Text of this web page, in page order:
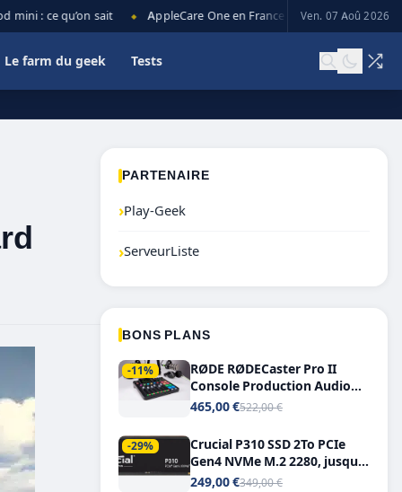
: ce qu’on sait AppleCare One en France : prix, couverture et
Ven. 07 Aoû 2026
Le farm du geek Tests
PARTENAIRE
›Play-Geek
›ServeurListe
BONS PLANS
-11%
RØDE RØDECaster Pro II
Console Production Audio
Tout-en-Un, Bluetooth et
465,00 €522,00 €
-29%
Crucial P310 SSD 2To PCIe
Gen4 NVMe M.2 2280, jusqu’à
7.100 Mo/s
249,00 €349,00 €